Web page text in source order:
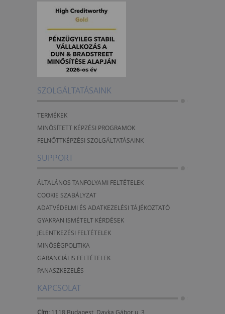
SZOLGÁLTATÁSAINK
TERMÉKEK
MINŐSÍTETT KÉPZÉSI PROGRAMOK
FELNŐTTKÉPZÉSI SZOLGÁLTATÁSAINK
SUPPORT
ÁLTALÁNOS TANFOLYAMI FELTÉTELEK
COOKIE SZABÁLYZAT
ADATVÉDELMI ÉS ADATKEZELÉSI TÁJÉKOZTATÓ
GYAKRAN ISMÉTELT KÉRDÉSEK
JELENTKEZÉSI FELTÉTELEK
MINŐSÉGPOLITIKA
GARANCIÁLIS FELTÉTELEK
PANASZKEZELÉS
KAPCSOLAT
Cím: 1118 Budapest, Dayka Gábor u. 3.